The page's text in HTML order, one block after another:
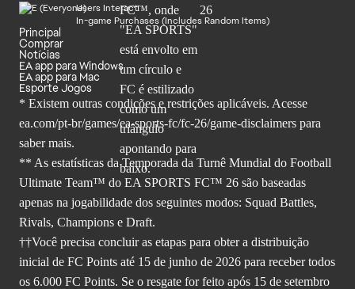
Users Interact
In-game Purchases (Includes Random Items)
Principal
Comprar
Notícias
EA app para Windows
EA app para Mac
Esporte Jogos
* Existem outras condições e restrições aplicáveis. Acesse
ea.com/pt-br/games/ea-sports-fc/fc-26/game-disclaimers para
saber mais.
** As estatísticas da Temporada da Turnê Mundial do Football
Ultimate Team™ do EA SPORTS FC™ 26 são baseadas
apenas na jogabilidade dos seguintes modos: Squad Battles,
Rivals, Champions e Draft.
††Você precisa concluir as etapas para obter a distribuição
inicial de FC Points até 15 de junho de 2026 para receber todos
os 6.000 FC Points. Se o resgate for feito após 15 de setembro